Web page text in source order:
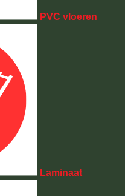
PVC vloeren
Laminaat